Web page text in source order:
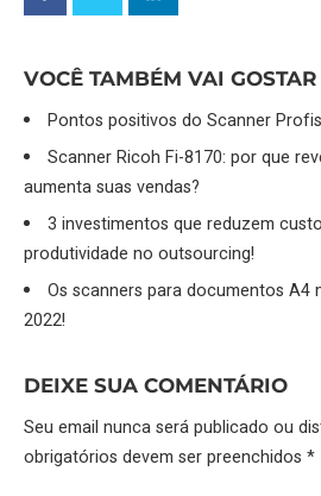
VOCÊ TAMBÉM VAI GOSTAR
Pontos positivos do Scanner
Scanner Ricoh Fi-8170: por que
aumenta suas vendas?
3 investimentos que reduzem
produtividade no outsourcing!
Os scanners para documentos A4
2022!
DEIXE SUA COMENTÁRIO
Seu email nunca será publicado ou
obrigatórios devem ser preenchidos *